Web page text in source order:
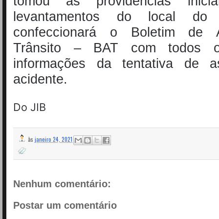
levantamentos do local
confeccionará o Boletim de
Trânsito – BAT com todos
informações da tentativa de
acidente.
Do JIB
às janeiro 24, 2021
Nenhum comentário:
Postar um comentário